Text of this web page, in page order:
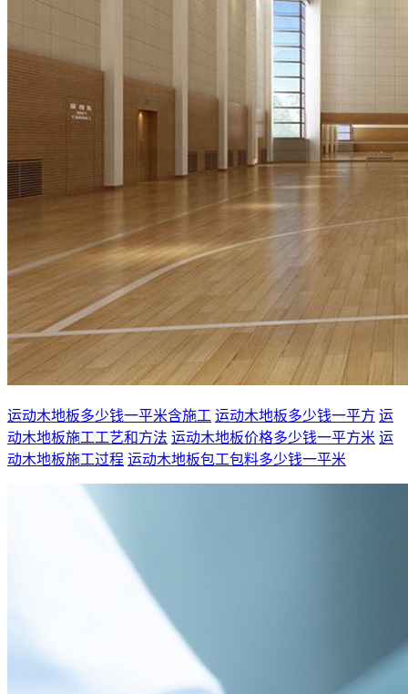
运动木地板多少钱一平米含施工 运动木地板多少钱一平方 运
动木地板施工工艺和方法 运动木地板价格多少钱一平方米 运
动木地板施工过程 运动木地板包工包料多少钱一平米